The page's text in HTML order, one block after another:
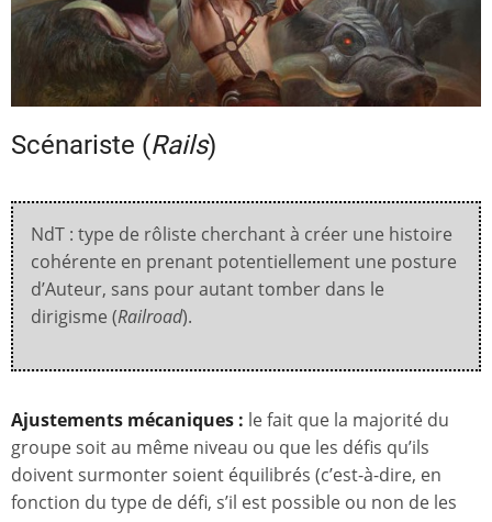
Scénariste (Rails)
NdT : type de rôliste cherchant à créer une histoire
cohérente en prenant potentiellement une posture
d’Auteur, sans pour autant tomber dans le
dirigisme (Railroad).
Ajustements mécaniques : le fait que la majorité du
groupe soit au même niveau ou que les défis qu’ils
doivent surmonter soient équilibrés (c’est-à-dire, en
fonction du type de défi, s’il est possible ou non de les